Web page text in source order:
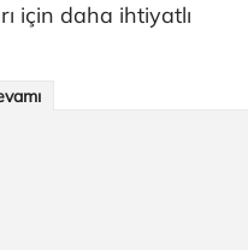
için daha ihtiyatlı